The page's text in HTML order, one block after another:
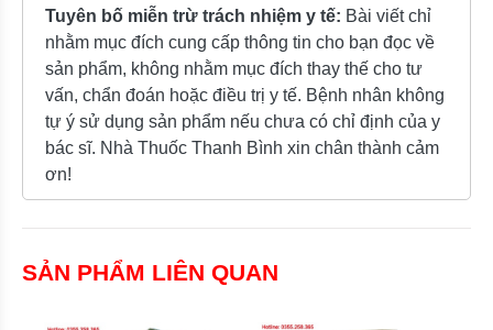
Tuyên bố miễn trừ trách nhiệm y tế: Bài viết chỉ
nhằm mục đích cung cấp thông tin cho bạn đọc về
sản phẩm, không nhằm mục đích thay thế cho tư
vấn, chẩn đoán hoặc điều trị y tế. Bệnh nhân không
tự ý sử dụng sản phẩm nếu chưa có chỉ định của y
bác sĩ. Nhà Thuốc Thanh Bình xin chân thành cảm
ơn!
SẢN PHẨM LIÊN QUAN